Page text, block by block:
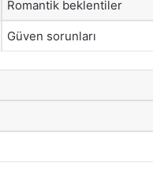
Romantik beklentiler
Güven sorunları